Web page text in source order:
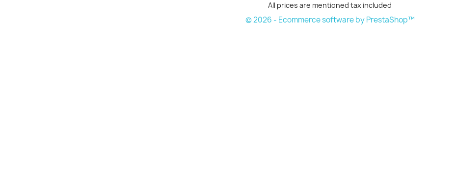
All prices are mentioned tax included
© 2026 - Ecommerce software by PrestaShop™